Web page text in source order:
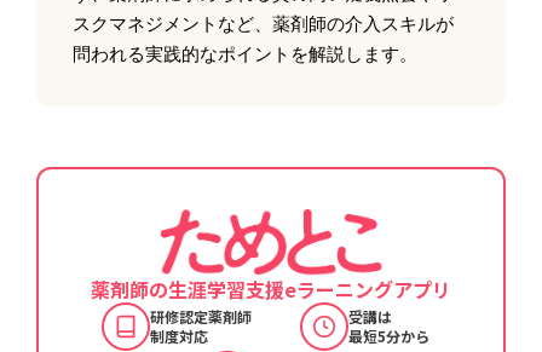
スクマネジメントなど、薬剤師の介入スキルが
問われる実践的なポイントを解説します。
薬剤師の生涯学習支援eラーニングアプリ
研修認定薬剤師
制度対応
受講は
最短5分から